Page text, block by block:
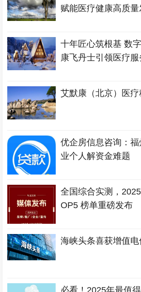
赋能医疗健康高质量
十年匠心筑根基 数
康飞丹士引领医疗
艾默康（北京）医疗
优企房信息咨询：
业个人解资金难题
全国综合实测，
OP5 榜单重磅发布
海峡头条喜获增值
必看！2025年最值